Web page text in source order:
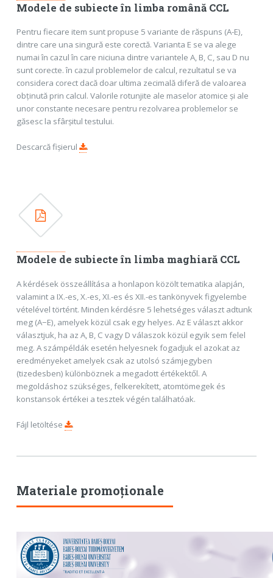
Modele de subiecte în limba română CCL
Pentru fiecare item sunt propuse 5 variante de răspuns (A-E),
dintre care una singură este corectă. Varianta E se va alege
numai în cazul în care niciuna dintre variantele A, B, C, sau D nu
sunt corecte. în cazul problemelor de calcul, rezultatul se va
considera corect dacă doar ultima zecimală diferă de valoarea
obținută prin calcul. Valorile rotunjite ale maselor atomice și ale
unor constante necesare pentru rezolvarea problemelor se
găsesc la sfârșitul testului.
Descarcă fișierul .
Modele de subiecte în limba maghiară CCL
A kérdések összeállítása a honlapon közölt tematika alapján,
valamint a IX.-es, X.-es, XI.-es és XII.-es tankönyvek figyelembe
vételével történt. Minden kérdésre 5 lehetséges választ adtunk
meg (A−E), amelyek közül csak egy helyes. Az E választ akkor
választjuk, ha az A, B, C vagy D válaszok közül egyik sem felel
meg. A számpéldák esetén helyesnek fogadjuk el azokat az
eredményeket amelyek csak az utolsó számjegyben
(tizedesben) különböznek a megadott értékektől. A
megoldáshoz szükséges, felkerekített, atomtömegek és
konstansok értékei a tesztek végén találhatóak.
Fájl letöltése .
Materiale promoționale